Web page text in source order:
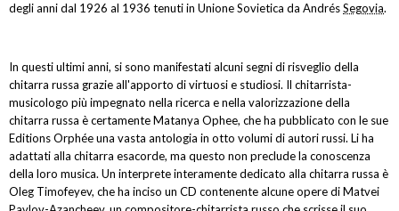
degli anni dal 1926 al 1936 tenuti in Unione Sovietica da AndrésSegovia.
In questi ultimi anni, si sono manifestati alcuni segni di risveglio della
chitarra russa grazie all'apporto di virtuosi e studiosi. Il chitarrista-
musicologo più impegnato nella ricerca e nella valorizzazione della
chitarra russa è certamente Matanya Ophee, che ha pubblicato con le sue
Editions Orphée una vasta antologia in otto volumi di autori russi. Li ha
adattati alla chitarra esacorde, ma questo non preclude la conoscenza
della loro musica. Un interprete interamente dedicato alla chitarra russa è
Oleg Timofeyev, che ha inciso un CD contenente alcune opere di Matvei